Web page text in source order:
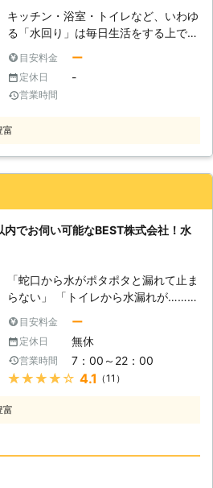
ンプで解決させます。 ・オムツなど
異物を落とした！ こんなときは、便
器の脱着によってつまりの原因を取り
除きます。 ・排水管内で詰まってし
まった！ トイレつまりが屋外排水管
まで行ってしまった場合には、トーラ
を取り除きます。 トイレつまりの原
便器の交換もおこなっています。便器
を交換する際には、詰まり抜き作業料
レつまりの状態を確認して最適な方法
をご提案しますので、まずはご相談く
給湯器から水漏れが起きている ・お
湯を出そうとしても水がでてくる こ
ているかもしれません。 劣化すると
トラブルが増えるので、給湯器の交換
がおすすめです。給湯器を取り扱う資
格を持っているので、安全に交換でき
応サービス一覧「給湯器修理・交換」
う……なんてことも。 そうなってしま
う前に、株式会社MOMO運営のニコ
ニコ水道がお助けいたします。ニコニ
コ水道は、東京都を中心とした地域に
お住まいのお客様からの水漏れ修理の
コ水道の強み】 でもそもそも頼んだ
とご不安なお客様もいらっしゃるかも
しれません。しかし、「スムーズに手
らえた」などお客様からご満足のお声
を頂戴しております。ニコニコ水道に
①迅速対応で最短20分で駆けつけま
す！すぐに駆け付けられるよう現場の
場対応をおこなっています。 ②水漏
れ修理料金は税別950円～+材料費と
なります。関東地方の水漏れ修理の相
場が約2,000円～3万円前後となるた
金でご利用いただけます。詳しい料金
キッチン・浴室・トイレなど、いわゆ
る「水回り」は毎日生活をする上で欠
んな水回りも長年使用していると、水
漏れやつまりと言ったトラブルが起き
てしまいます。 水漏れは、水道菅や
で起こっている事が多く、気づかない
事態を避ける為にも、水漏れの疑いが
に、キッチン・浴室・トイレなどの水
漏れ修理のご依頼を承っております。
【漏水調査完全無料】 同業他社によ
っては、漏水を調べた際に調査費が発
生する業者もあります。 調査内容に
よって金額は異なりますが、一般的な
費用相場は1.5万円ほどです。 調査費
用と修理費を合わせれば、結構な請求
格でご利用いただきたく、漏水調査は
目安料金 ー
定休日 -
営業時間
富
でお伺い可能なBEST株式会社！水
「蛇口から水がポタポタと漏れて止ま
らない」 「トイレから水漏れが……す
回りのトラブルはなるべく早く解決し
たいものです。 特に水漏れは気付い
た時にすぐに対応しないと水道代に影
響がでたり、カビが発生してしまいア
被害が出ることもあります。 そのよ
目安料金 ー
定休日 無休
営業時間 7：00～22：00
★★★★★ 4.1 （11）
富